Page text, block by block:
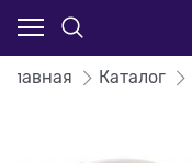
Главная Каталог